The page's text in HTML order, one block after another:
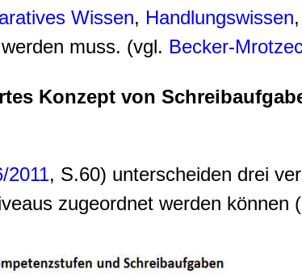
Wissen, Handlungswissen,
muss. (vgl. Becker-
Konzept von
2011, S.60) unterscheiden drei
zugeordnet werden können (